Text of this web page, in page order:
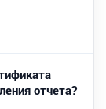
отчета?